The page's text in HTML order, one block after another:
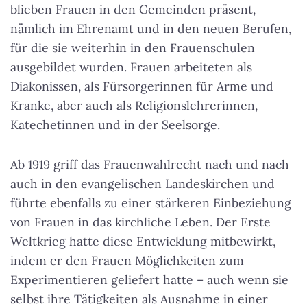
blieben Frauen in den Gemeinden präsent,
nämlich im Ehrenamt und in den neuen Berufen,
für die sie weiterhin in den Frauenschulen
ausgebildet wurden. Frauen arbeiteten als
Diakonissen, als Fürsorgerinnen für Arme und
Kranke, aber auch als Religionslehrerinnen,
Katechetinnen und in der Seelsorge.
Ab 1919 griff das Frauenwahlrecht nach und nach
auch in den evangelischen Landeskirchen und
führte ebenfalls zu einer stärkeren Einbeziehung
von Frauen in das kirchliche Leben. Der Erste
Weltkrieg hatte diese Entwicklung mitbewirkt,
indem er den Frauen Möglichkeiten zum
Experimentieren geliefert hatte – auch wenn sie
selbst ihre Tätigkeiten als Ausnahme in einer